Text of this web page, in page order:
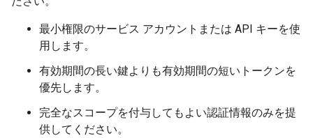
最小権限のサービス アカウントまたは API キーを使
用します。
有効期間の長い鍵よりも有効期間の短いトークンを
優先します。
完全なスコープを付与してもよい認証情報のみを提
供してください。